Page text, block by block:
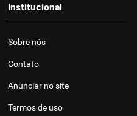
Institucional
Sobre nós
Contato
Anunciar no site
Termos de uso